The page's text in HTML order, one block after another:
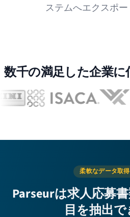
ステムへエクスポー
数千の満足した企業
柔軟なデータ取
Parseurは求人応募
目を抽出で